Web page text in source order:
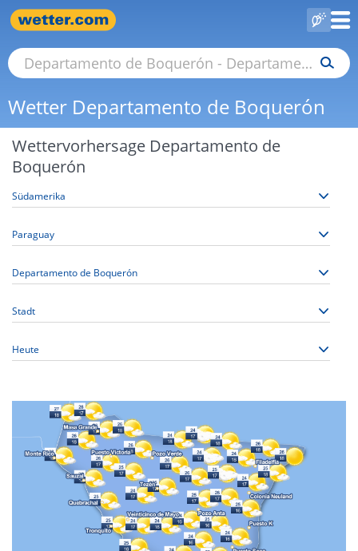
Wetter Departamento de Boquerón
Wettervorhersage Departamento de
Boquerón